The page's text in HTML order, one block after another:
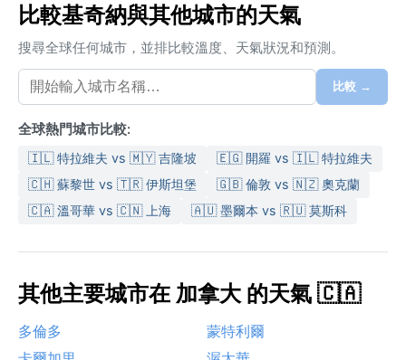
比較基奇納與其他城市的天氣
搜尋全球任何城市，並排比較溫度、天氣狀況和預測。
比較 →
全球熱門城市比較:
🇮🇱 特拉維夫 vs 🇲🇾 吉隆坡
🇪🇬 開羅 vs 🇮🇱 特拉維夫
🇨🇭 蘇黎世 vs 🇹🇷 伊斯坦堡
🇬🇧 倫敦 vs 🇳🇿 奧克蘭
🇨🇦 溫哥華 vs 🇨🇳 上海
🇦🇺 墨爾本 vs 🇷🇺 莫斯科
其他主要城市在 加拿大 的天氣 🇨🇦
多倫多
蒙特利爾